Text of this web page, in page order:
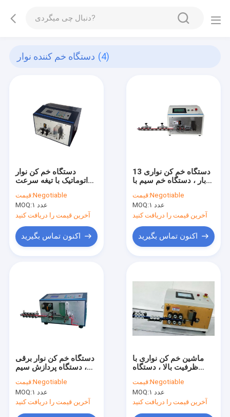
دستگاه خم کننده نوار (4)
دستگاه خم کن نوار
اتوماتیک با تیغه سرعت
300W
قیمت:Negotiable
MOQ:
۱ عدد
آخرین قیمت را دریافت کنید
اکنون تماس بگیرید
دستگاه خم کن نواری 13
بار ، دستگاه خم سیم با
قیمت:Negotiable
MOQ:
۱ عدد
آخرین قیمت را دریافت کنید
اکنون تماس بگیرید
دستگاه خم کن نوار برقی
، دستگاه پردازش سیم
قیمت:Negotiable
MOQ:
۱ عدد
آخرین قیمت را دریافت کنید
ماشین خم کن نواری با
ظرفیت بالا ، دستگاه
قیمت:Negotiable
MOQ:
۱ عدد
آخرین قیمت را دریافت کنید